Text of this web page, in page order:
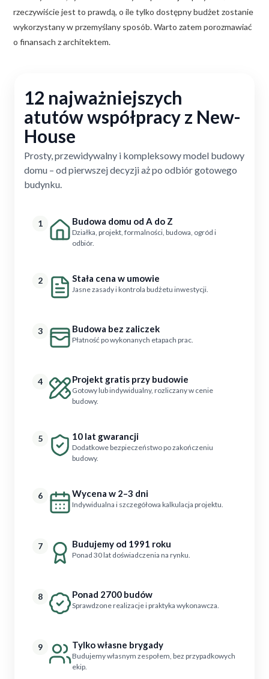
rzeczywiście jest to prawdą, o ile tylko dostępny budżet zostanie
wykorzystany w przemyślany sposób. Warto zatem porozmawiać
o finansach z architektem.
12 najważniejszych
atutów współpracy z New-
House
Prosty, przewidywalny i kompleksowy model budowy
domu – od pierwszej decyzji aż po odbiór gotowego
budynku.
1 Budowa domu od A do Z
Działka, projekt, formalności, budowa, ogród i
odbiór.
2 Stała cena w umowie
Jasne zasady i kontrola budżetu inwestycji.
3 Budowa bez zaliczek
Płatność po wykonanych etapach prac.
4 Projekt gratis przy budowie
Gotowy lub indywidualny, rozliczany w cenie
budowy.
5 10 lat gwarancji
Dodatkowe bezpieczeństwo po zakończeniu
budowy.
6 Wycena w 2–3 dni
Indywidualna i szczegółowa kalkulacja projektu.
7 Budujemy od 1991 roku
Ponad 30 lat doświadczenia na rynku.
8 Ponad 2700 budów
Sprawdzone realizacje i praktyka wykonawcza.
9 Tylko własne brygady
Budujemy własnym zespołem, bez przypadkowych
ekip.